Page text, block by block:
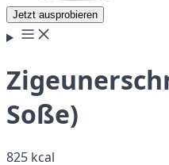
Jetzt ausprobieren
Soße)
825 kcal